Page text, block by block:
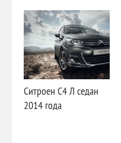
Ситроен С4 Л седан
2014 года